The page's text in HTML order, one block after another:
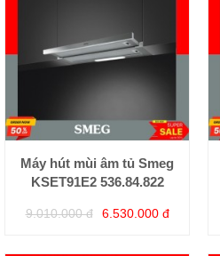
Máy hút mùi âm tủ Smeg
KSET91E2 536.84.822
9.010.000 đ 6.530.000 đ